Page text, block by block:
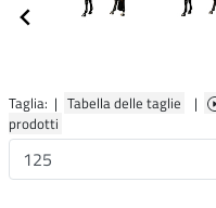
Taglia: | Tabella delle taglie |
prodotti